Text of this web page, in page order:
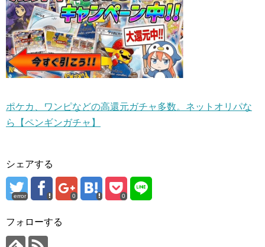
ポケカ、ワンピなどの高還元ガチャ多数。ネットオリパな
ら【ペンギンガチャ】
シェアする
error 0 0
フォローする